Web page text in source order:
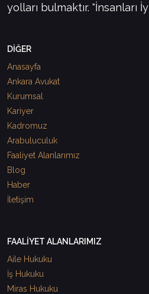
yolları bulmaktır. "İnsanları
DİĞER
Anasayfa
Ankara Avukat
Kurumsal
Kariyer
Kadromuz
Arabuluculuk
Faaliyet Alanlarımız
Blog
Haber
İletişim
FAALİYET ALANLARIMIZ
Aile Hukuku
İş Hukuku
Miras Hukuku